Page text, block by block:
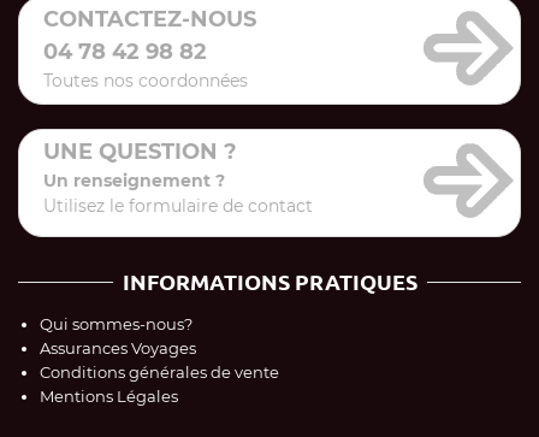
CONTACTEZ-NOUS
04 78 42 98 82
Toutes nos coordonnées
UNE QUESTION ?
Un renseignement ?
Utilisez le formulaire de contact
INFORMATIONS PRATIQUES
Qui sommes-nous?
Assurances Voyages
Conditions générales de vente
Mentions Légales